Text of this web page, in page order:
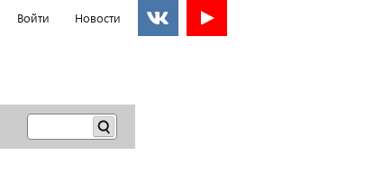
Войти Новости
Форма
Поиск